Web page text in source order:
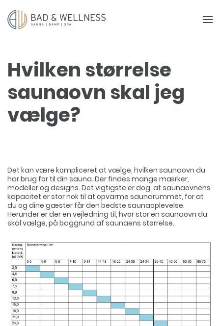
Hvilken størrelse
saunaovn skal jeg
vælge?
Det kan være kompliceret at vælge, hvilken saunaovn du
har brug for til din sauna. Der findes mange mærker,
modeller og designs. Det vigtigste er dog, at saunaovnens
kapacitet er stor nok til at opvarme saunarummet, for at
du og dine gæster får den bedste saunaoplevelse.
Herunder er der en vejledning til, hvor stor en saunaovn du
skal vælge, på baggrund af saunaens størrelse.